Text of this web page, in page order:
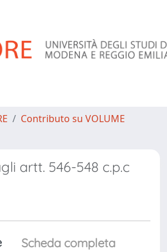
Contributo su VOLUME
artt. 546-548 c.p.c
Scheda completa